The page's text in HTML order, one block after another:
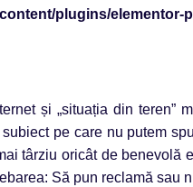
plugins/elementor-
și „situația din teren”
pe care nu putem
târziu oricât de benevolă
Să pun reclamă sau